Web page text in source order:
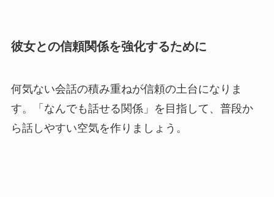
彼女との信頼関係を強化するために
何気ない会話の積み重ねが信頼の土台になりま
す。「なんでも話せる関係」を目指して、普段か
ら話しやすい空気を作りましょう。